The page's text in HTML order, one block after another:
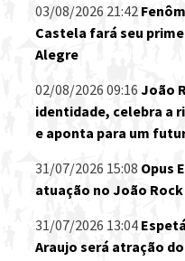
03/08/2026 21:42
Castela fará seu
Alegre
02/08/2026 09:16 João
identidade, celebra a
e aponta para um
31/07/2026 15:08 Opus
atuação no João
31/07/2026 13:04
Araujo será atração do